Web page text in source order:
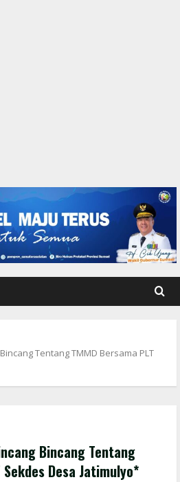
Tentang TMMD Bersama PLT
Bincang Tentang
Sekdes Desa Jatimulyo*